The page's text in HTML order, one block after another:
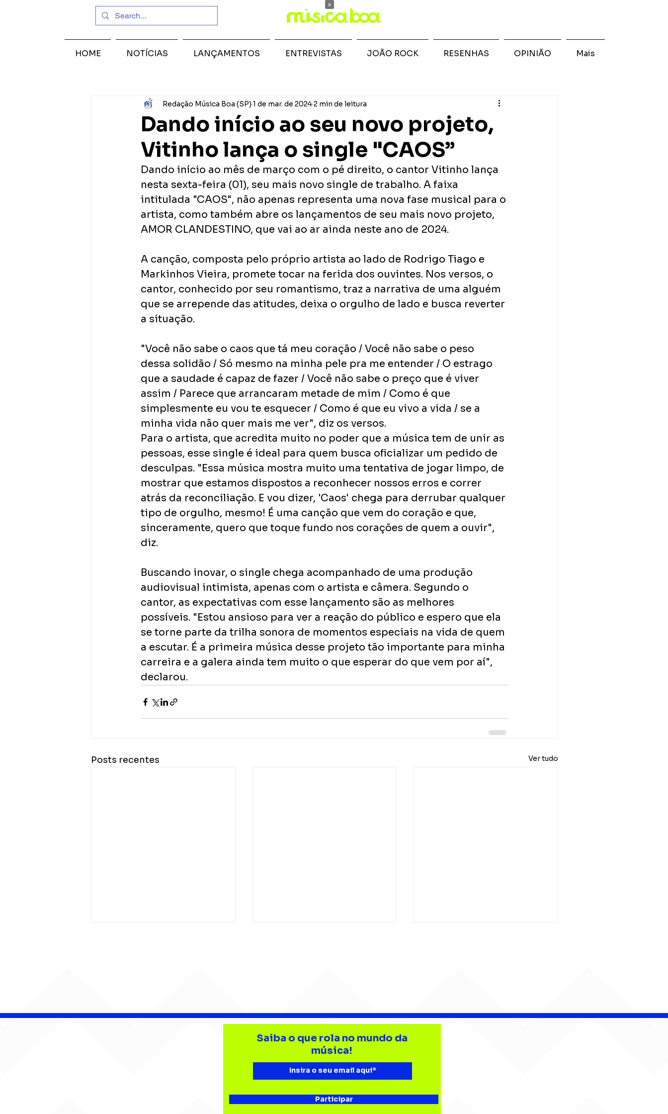
Dando início ao seu novo projeto,
Vitinho lança o single "CAOS”
Redação Música Boa (SP) 1 de mar. de 20242 min de leitura
Dando início ao mês de março com o pé direito, o cantor Vitinho lança
nesta sexta-feira (01), seu mais novo single de trabalho. A faixa
intitulada "CAOS", não apenas representa uma nova fase musical para o
artista, como também abre os lançamentos de seu mais novo projeto,
AMOR CLANDESTINO, que vai ao ar ainda neste ano de 2024.
A canção, composta pelo próprio artista ao lado de Rodrigo Tiago e
Markinhos Vieira, promete tocar na ferida dos ouvintes. Nos versos, o
cantor, conhecido por seu romantismo, traz a narrativa de uma alguém
que se arrepende das atitudes, deixa o orgulho de lado e busca reverter
a situação.
"Você não sabe o caos que tá meu coração / Você não sabe o peso
dessa solidão / Só mesmo na minha pele pra me entender / O estrago
que a saudade é capaz de fazer / Você não sabe o preço que é viver
assim / Parece que arrancaram metade de mim / Como é que
simplesmente eu vou te esquecer / Como é que eu vivo a vida / se a
minha vida não quer mais me ver", diz os versos.
Para o artista, que acredita muito no poder que a música tem de unir as
pessoas, esse single é ideal para quem busca oficializar um pedido de
desculpas. "Essa música mostra muito uma tentativa de jogar limpo, de
mostrar que estamos dispostos a reconhecer nossos erros e correr
atrás da reconciliação. E vou dizer, 'Caos' chega para derrubar qualquer
tipo de orgulho, mesmo! É uma canção que vem do coração e que,
sinceramente, quero que toque fundo nos corações de quem a ouvir",
diz.
Buscando inovar, o single chega acompanhado de uma produção
audiovisual intimista, apenas com o artista e câmera. Segundo o
cantor, as expectativas com esse lançamento são as melhores
possíveis. "Estou ansioso para ver a reação do público e espero que ela
se torne parte da trilha sonora de momentos especiais na vida de quem
a escutar. É a primeira música desse projeto tão importante para minha
carreira e a galera ainda tem muito o que esperar do que vem por aí",
declarou.
Posts recentes Ver tudo
AUMENTA O SOM!
Djonga reúne multidão e
reforça
representatividade do
rap no João Rock
Levinsk conquista
HOME NOTÍCIAS LANÇAMENTOS ENTREVISTAS JOÃO ROCK RESENHAS OPINIÃO Mais
Saiba o que rola no mundo da
música!
Participar
×